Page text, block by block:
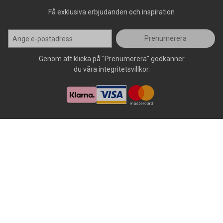
Få exklusiva erbjudanden och inspiration
Prenumerera
Genom att klicka på "Prenumerera" godkänner
du våra integritetsvillkor.